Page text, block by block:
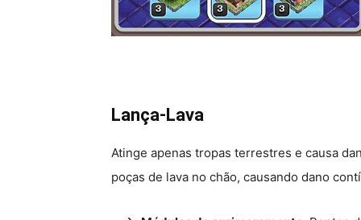
Lança-Lava
Atinge apenas tropas terrestres e causa
poças de lava no chão, causando dano